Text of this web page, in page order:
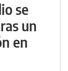
se
un
en